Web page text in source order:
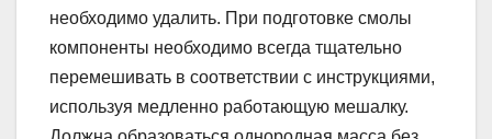
необходимо удалить. При подготовке смолы
компоненты необходимо всегда тщательно
перемешивать в соответствии с инструкциями,
используя медленно работающую мешалку.